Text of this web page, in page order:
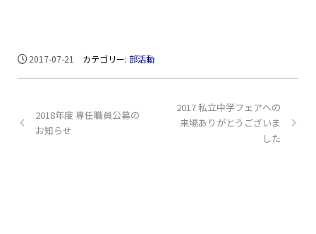
2017-07-21 カテゴリー:部活動
2018年度 専任職員公募の
お知らせ
2017 私立中学フェアへの
来場ありがとうございま
した